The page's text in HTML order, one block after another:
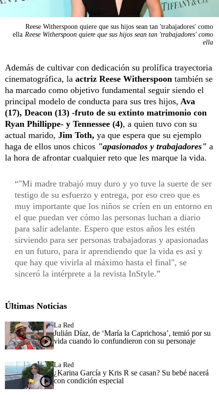
Reese Witherspoon quiere que sus hijos sean tan 'trabajadores' como
ella Reese Witherspoon quiere que sus hijos sean tan 'trabajadores' como
ella
Además de cultivar con dedicación su prolífica trayectoria
cinematográfica, la actriz Reese Witherspoon también se
ha marcado como objetivo fundamental seguir siendo el
principal modelo de conducta para sus tres hijos, Ava
(17), Deacon (13) -fruto de su extinto matrimonio con
Ryan Phillippe- y Tennessee (4), a quien tuvo con su
actual marido, Jim Toth, ya que espera que su ejemplo
haga de ellos unos chicos "apasionados y trabajadores" a
la hora de afrontar cualquier reto que les marque la vida.
"Mi madre trabajó muy duro y yo tuve la suerte de ser
testigo de su esfuerzo y entrega, por eso creo que es
muy importante que los niños se críen en un entorno en
el que puedan ver cómo las personas luchan a diario
para salir adelante. Espero que estos años les estén
sirviendo para ser personas trabajadoras y apasionadas
en un futuro, para ir aprendiendo que la vida es así y
que hay que vivirla al máximo hasta el final", se
sinceró la intérprete a la revista InStyle.
Últimas Noticias
La Red
Julián Díaz, de ‘María la Caprichosa’, temió por su
vida cuando lo confundieron con su personaje
La Red
¿Karina García y Kris R se casan? Su bebé nacerá
con condición especial